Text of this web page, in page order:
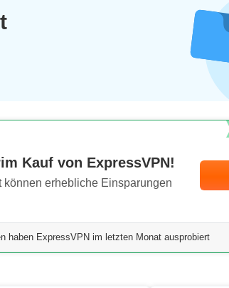
Kauf von ExpressVPN!
können erhebliche Einsparungen
haben ExpressVPN im letzten Monat ausprobiert